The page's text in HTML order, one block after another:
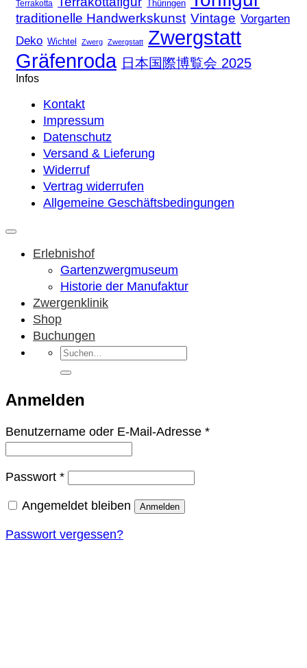
Terrakotta Thüringen
traditionelle Handwerkskunst Vintage Vorgarten
Deko Wichtel Zwerg Zwergstatt
Zwergstatt
Gräfenroda 日本国際博覧会 2025
Infos
Kontakt
Impressum
Datenschutz
Versand & Lieferung
Widerruf
Vertrag widerrufen
Allgemeine Geschäftsbedingungen
Erlebnishof
Gartenzwergmuseum
Historie der Manufaktur
Zwergenklinik
Shop
Buchungen
Suchen
nach:
Anmelden
Benutzername oder E-Mail-Adresse *Erforderlich
Passwort *Erforderlich
Angemeldet bleiben Anmelden
Passwort vergessen?